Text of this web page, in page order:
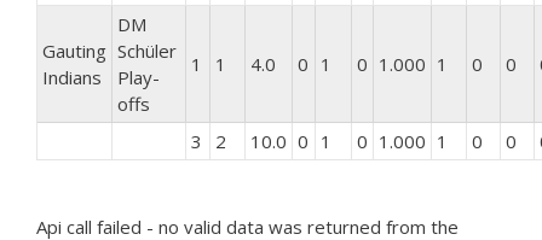
Gauting
Indians
DM
Schüler
Play-
offs
1 1 4.0 0 1 0 1.000 1 0 0
3 2 10.0 0 1 0 1.000 1 0 0
Api call failed - no valid data was returned from the